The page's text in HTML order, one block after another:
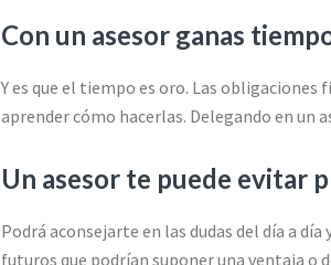
Con un asesor ganas
Y es que el tiempo es oro. Las
aprender cómo hacerlas. Delegando en un
Un asesor te puede evitar
Podrá aconsejarte en las dudas del día a
futuros que podrían suponer una ventaja o